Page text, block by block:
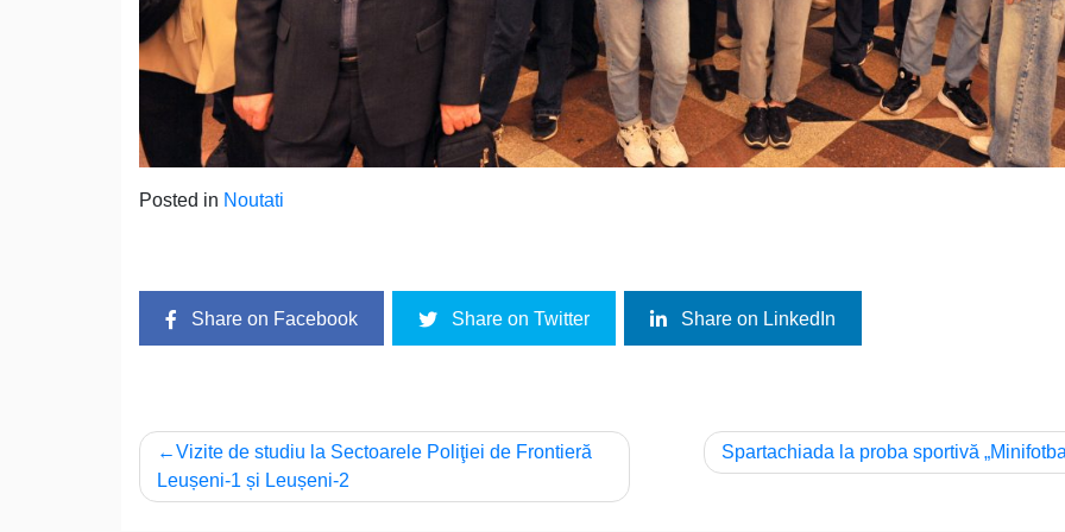
Posted in Noutati
Share on Facebook Share on Twitter Share on LinkedIn
Navigare
în
Vizite de studiu la Sectoarele Poliţiei de Frontieră
Leușeni-1 și Leușeni-2
Spartachiada la proba sportivă